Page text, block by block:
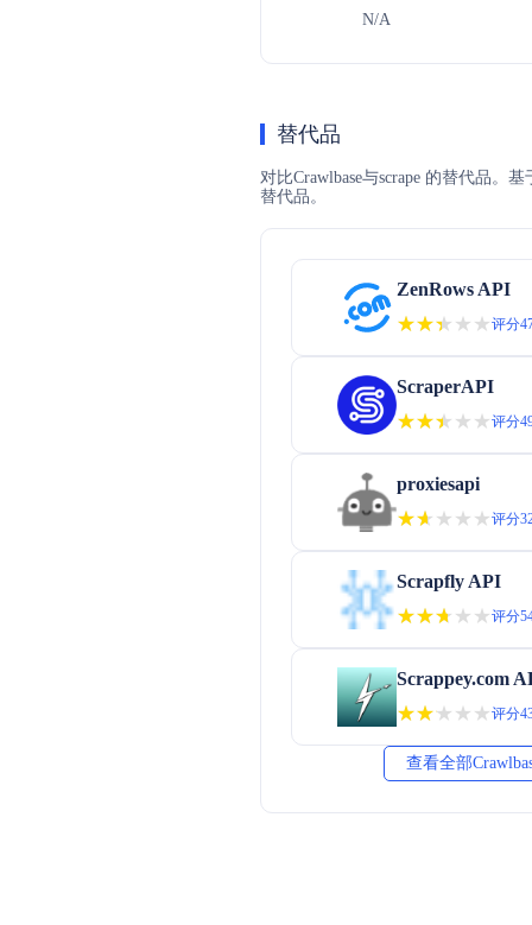
N/A
替代品
对比Crawlbase与scrape 的替代品。
替代品。
ZenRows API
★★★★★
★★★★★评分
ScraperAPI
★★★★★
★★★★★评分
proxiesapi
★★★★★
★★★★★评分
Scrapfly API
★★★★★
★★★★★评分
Scrappey.com
★★★★★
★★★★★评分
查看全部